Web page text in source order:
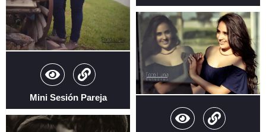
Mini Sesión Pareja